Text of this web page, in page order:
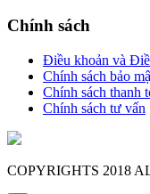
Chính sách
Điều khoản và
Chính sách bảo
Chính sách thanh
Chính sách tư vấn
COPYRIGHTS 2018